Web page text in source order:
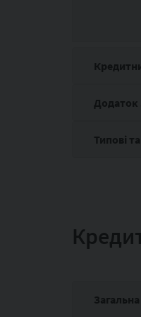
Додаток
Типові